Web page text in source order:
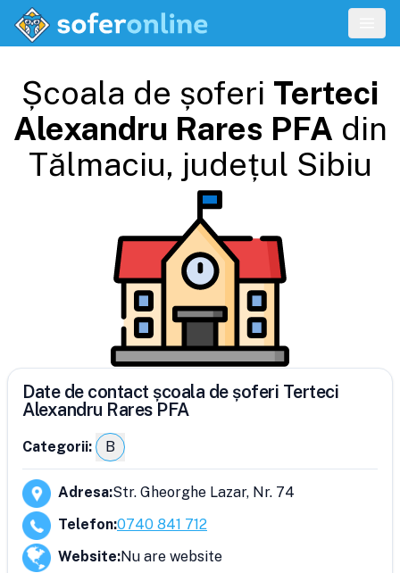
Școala de șoferi Terteci
Alexandru Rares PFA din
Tălmaciu, județul Sibiu
Date de contact școala de șoferi Terteci
Alexandru Rares PFA
Categorii: B
Adresa:Str. Gheorghe Lazar, Nr. 74
Telefon:0740 841 712
Website:Nu are website